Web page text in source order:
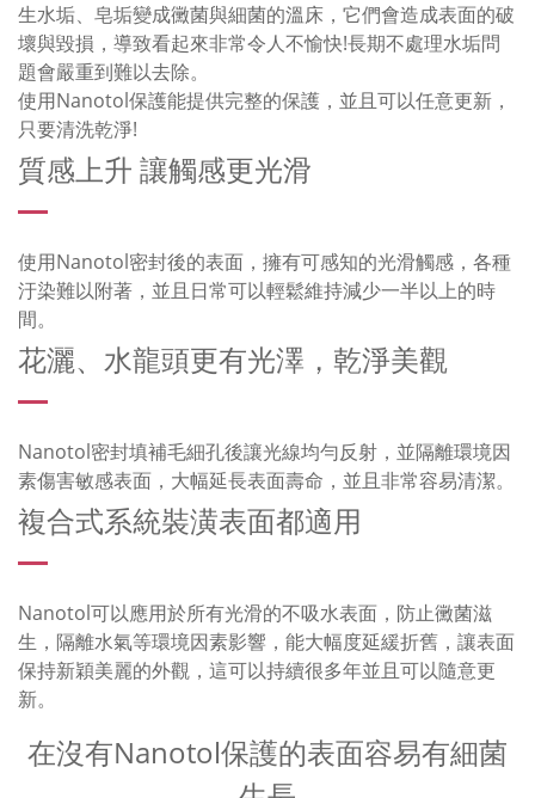
生水垢、皂垢變成黴菌與細菌的溫床，它們會造成表面的破
壞與毀損，導致看起來非常令人不愉快!長期不處理水垢問
題會嚴重到難以去除。
使用Nanotol保護能提供完整的保護，並且可以任意更新，
只要清洗乾淨!
質感上升 讓觸感更光滑
使用Nanotol密封後的表面，擁有可感知的光滑觸感，各種
汙染難以附著，並且日常可以輕鬆維持減少一半以上的時
間。
花灑、水龍頭更有光澤，乾淨美觀
Nanotol密封填補毛細孔後讓光線均勻反射，並隔離環境因
素傷害敏感表面，大幅延長表面壽命，並且非常容易清潔。
複合式系統裝潢表面都適用
Nanotol可以應用於所有光滑的不吸水表面，防止黴菌滋
生，隔離水氣等環境因素影響，能大幅度延緩折舊，讓表面
保持新穎美麗的外觀，這可以持續很多年並且可以隨意更
新。
在沒有Nanotol保護的表面容易有細菌